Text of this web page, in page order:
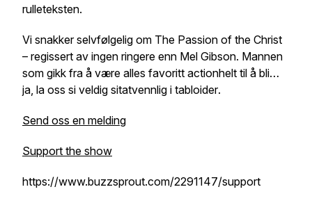
rulleteksten.
Vi snakker selvfølgelig om The Passion of the Christ
– regissert av ingen ringere enn Mel Gibson. Mannen
som gikk fra å være alles favoritt actionhelt til å bli…
ja, la oss si veldig sitatvennlig i tabloider.
Send oss en melding
Support the show
https://www.buzzsprout.com/2291147/support